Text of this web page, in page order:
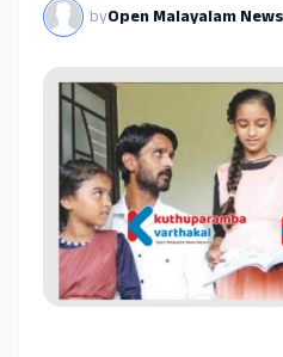
byOpen Malayalam News